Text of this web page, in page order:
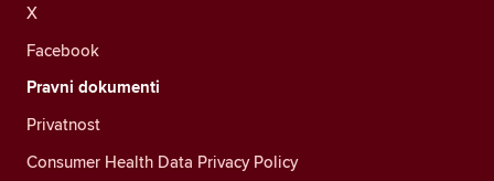
X
Facebook
Pravni dokumenti
Privatnost
Consumer Health Data Privacy Policy